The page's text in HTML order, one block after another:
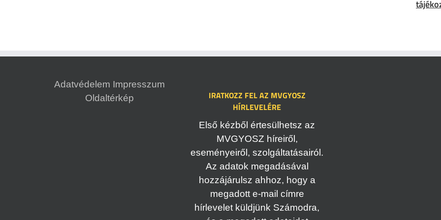
Adatvédelem Impresszum
Oldaltérkép
IRATKOZZ FEL AZ MVGYOSZ
HÍRLEVELÉRE
Első kézből értesülhetsz az
MVGYOSZ híreiről,
eseményeiről, szolgáltatásairól.
Az adatok megadásával
hozzájárulsz ahhoz, hogy a
megadott e-mail címre
hírlevelet küldjünk Számodra,